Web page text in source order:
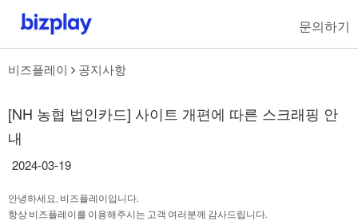
문의하기
비즈플레이 공지사항
[NH 농협 법인카드] 사이트 개편에 따른 스크래핑 안
내
2024-03-19
안녕하세요, 비즈플레이입니다.
항상 비즈플레이를 이용해주시는 고객 여러분께 감사드립니다.